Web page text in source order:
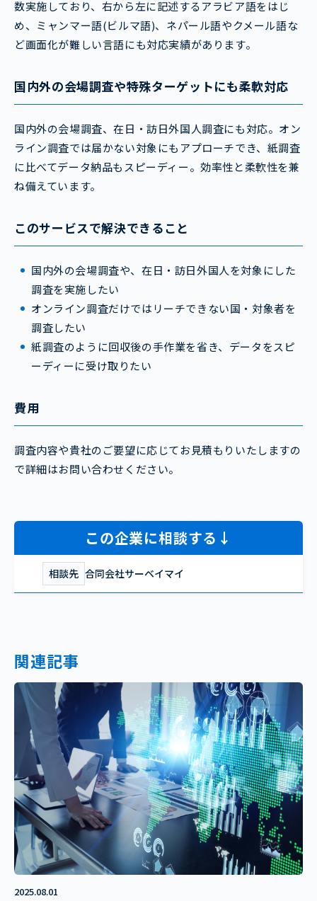
数実施しており、右から左に記述するアラビア語をはじ
め、ミャンマー語(ビルマ語)、ネパール語やクメール語な
ど画面化が難しい言語にも対応実績があります。
国内外の会場調査や特殊ターゲットにも柔軟対応
国内外の会場調査、在日・訪日外国人調査にも対応。オン
ライン調査では届かない対象にもアプローチでき、紙調査
に比べてデータ納品もスピーディー。効率性と柔軟性を兼
ね備えています。
このサービスで解決できること
国内外の会場調査や、在日・訪日外国人を対象にした
調査を実施したい
オンライン調査だけではリーチできない国・対象者を
調査したい
紙調査のように回収後の手作業を省き、データをスピ
ーディーに受け取りたい
費用
調査内容や貴社のご要望に応じてお見積もりいたしますの
で詳細はお問い合わせください。
この企業に相談する↓
相談先 合同会社サーベイマイ
関連記事
2025.08.01